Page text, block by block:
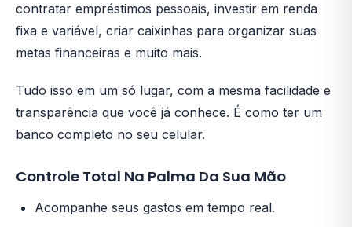
contratar empréstimos pessoais, investir em renda
fixa e variável, criar caixinhas para organizar suas
metas financeiras e muito mais.
Tudo isso em um só lugar, com a mesma facilidade e
transparência que você já conhece. É como ter um
banco completo no seu celular.
Controle Total Na Palma Da Sua Mão
Acompanhe seus gastos em tempo real.